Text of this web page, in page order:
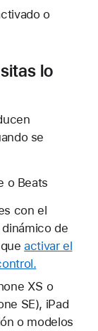
o
lo
se
o Beats
con el
de
queactivar el
.
XS o
SE), iPad
o modelos